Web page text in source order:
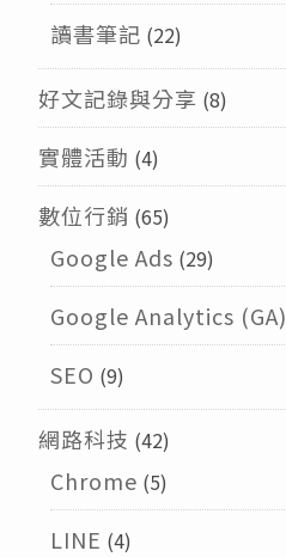
讀書筆記 (22)
好文記錄與分享 (8)
實體活動 (4)
數位行銷 (65)
Google Ads (29)
Google Analytics (GA)
SEO (9)
網路科技 (42)
Chrome (5)
LINE (4)